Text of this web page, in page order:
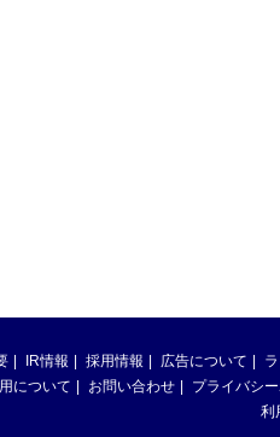
IR情報 採用情報 広告について
について
お問い合わせ プライバシ
利